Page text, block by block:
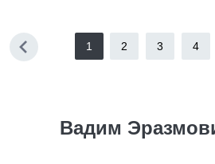
1 2 3 4
Вадим